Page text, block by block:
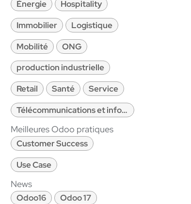
Énergie
Hospitality
Immobilier
Logistique
Mobilité
ONG
production industrielle
Retail
Santé
Service
Télécommunications et informatique
Meilleures Odoo pratiques
Customer Success
Use Case
News
Odoo16
Odoo 17